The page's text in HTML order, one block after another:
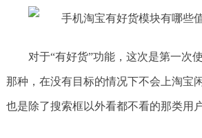
对于“有好货”功能，这次是第一次
那种，在没有目标的情况下不会上淘宝
也是除了搜索框以外看都不看的那类用户